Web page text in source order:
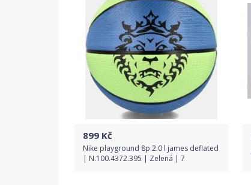
899 Kč
Nike playground 8p 2.0 l james deflated
| N.100.4372.395 | Zelená | 7